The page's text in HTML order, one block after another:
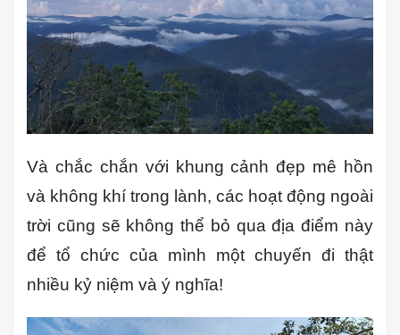
Và chắc chắn với khung cảnh đẹp mê hồn
và không khí trong lành, các hoạt động ngoài
trời cũng sẽ không thể bỏ qua địa điểm này
để tổ chức của mình một chuyến đi thật
nhiều kỷ niệm và ý nghĩa!